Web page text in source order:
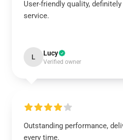
User-friendly quality,
service.
L Lucy
Verified owner
Outstanding performance,
every time.